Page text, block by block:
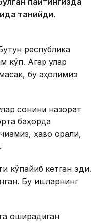
танийди.
республика
кўп. Агар улар
бу аҳолимиз
сонини назорат
баҳорда
ҳаво орқали,
кўпайиб кетган эди.
Бу ишларнинг
оширадиган